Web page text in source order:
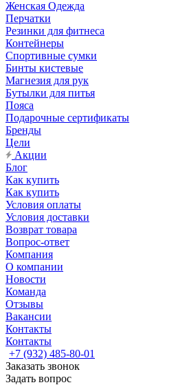
Женская Одежда
Перчатки
Резинки для фитнеса
Контейнеры
Спортивные сумки
Бинты кистевые
Магнезия для рук
Бутылки для питья
Пояса
Подарочные сертификаты
Бренды
Цели
Акции
Блог
Как купить
Как купить
Условия оплаты
Условия доставки
Возврат товара
Вопрос-ответ
Компания
О компании
Новости
Команда
Отзывы
Вакансии
Контакты
Контакты
+7 (932) 485-80-01
Заказать звонок
Задать вопрос